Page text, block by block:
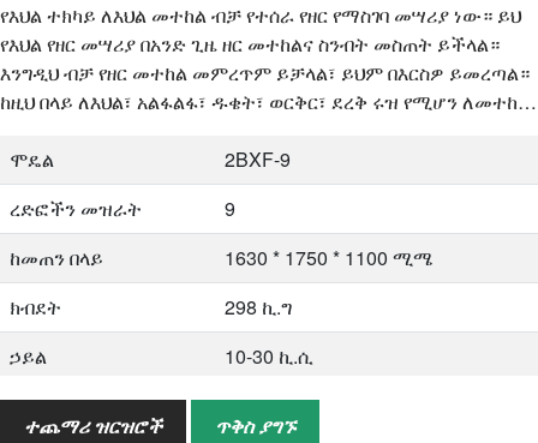
የእህል ተክካይ ለእህል መተከል ብቻ የተሰራ የዘር የማስገባ መሣሪያ ነው። ይህ
የእህል የዘር መሣሪያ በአንድ ጊዜ ዘር መተከልና ስንብት መስጠት ይችላል።
እንግዲህ ብቻ የዘር መተከል መምረጥም ይቻላል፣ ይህም በእርስዎ ይመረጣል።
ከዚህ በላይ ለእህል፣ አልፋልፋ፣ ዱቄት፣ ወርቅር፣ ደረቅ ሩዝ የሚሆን ለመተከል
ሞዴል
2BXF-9
ረድፎችን መዝራት
9
ከመጠን በላይ
1630 * 1750 * 1100 ሚሜ
ክብደት
298 ኪ.ግ
ኃይል
10-30 ኪ.ሲ
ኃይል
13.2-22 ኪ.ወ
ተጨማሪ ዝርዝሮች ጥቅስ ያግኙ